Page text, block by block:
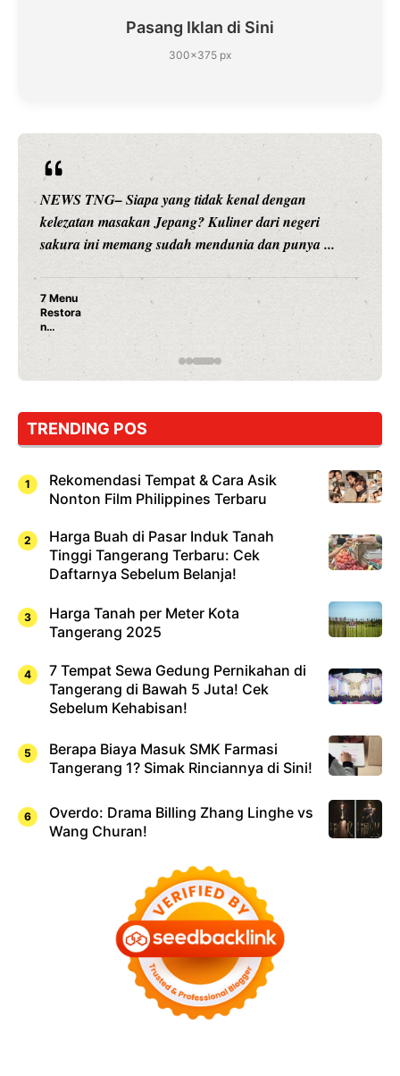
Pasang Iklan di Sini
300×375 px
NEWS TNG– Siapa sangka, dua nama besar di dunia
hiburan, Nunung Srimulat dan Vicky Prasetyo, kini
merambah dunia kuliner dengan ...
Nunung Srimulat & Vicky Prasetyo Buka Restoran
Rahasia Mami Bikin Nagih!
TRENDING POS
Rekomendasi Tempat & Cara Asik
Nonton Film Philippines Terbaru
Harga Buah di Pasar Induk Tanah
Tinggi Tangerang Terbaru: Cek
Daftarnya Sebelum Belanja!
Harga Tanah per Meter Kota
Tangerang 2025
7 Tempat Sewa Gedung Pernikahan di
Tangerang di Bawah 5 Juta! Cek
Sebelum Kehabisan!
Berapa Biaya Masuk SMK Farmasi
Tangerang 1? Simak Rinciannya di Sini!
Overdo: Drama Billing Zhang Linghe vs
Wang Churan!